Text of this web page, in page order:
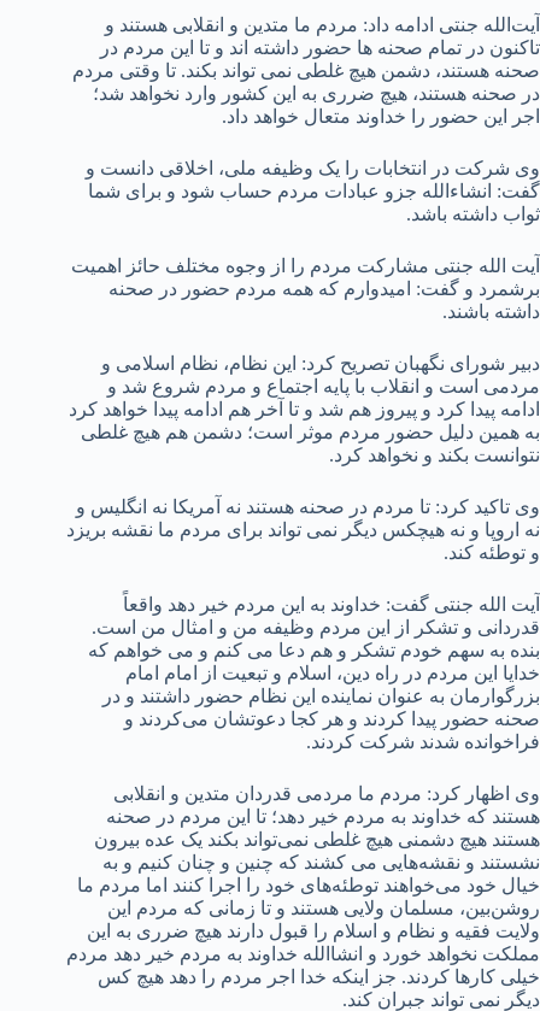
آیت‌الله جنتی ادامه داد: مردم ما متدین و انقلابی هستند و
تاکنون در تمام صحنه ها حضور داشته اند و تا این مردم در
صحنه هستند، دشمن هیچ غلطی نمی تواند بکند. تا وقتی مردم
در صحنه هستند، هیچ ضرری به این کشور وارد نخواهد شد؛
اجر این حضور را خداوند متعال خواهد داد.
وی شرکت در انتخابات را یک وظیفه ملی، اخلاقی دانست و
گفت: انشاءالله جزو عبادات مردم حساب شود و برای شما
ثواب داشته باشد.
آیت الله جنتی مشارکت مردم را از وجوه مختلف حائز اهمیت
برشمرد و گفت: امیدوارم که همه مردم حضور در صحنه
داشته باشند.
دبیر شورای نگهبان تصریح کرد: این نظام، نظام اسلامی و
مردمی است و انقلاب با پایه اجتماع و مردم شروع شد و
ادامه پیدا کرد و پیروز هم شد و تا آخر هم ادامه پیدا خواهد کرد
به همین دلیل حضور مردم موثر است؛ دشمن هم هیچ غلطی
نتوانست بکند و نخواهد کرد.
وی تاکید کرد: تا مردم در صحنه هستند نه آمریکا نه انگلیس و
نه اروپا و نه هیچکس دیگر نمی تواند برای مردم ما نقشه بریزد
و توطئه کند.
آیت الله جنتی گفت: خداوند به این مردم خیر دهد واقعاً
قدردانی و تشکر از این مردم وظیفه من و امثال من است.
بنده به سهم خودم تشکر و هم دعا می کنم و می خواهم که
خدایا این مردم در راه دین، اسلام و تبعیت از امام امام
بزرگوارمان به عنوان نماینده این نظام حضور داشتند و در
صحنه حضور پیدا کردند و هر کجا دعوتشان می‌کردند و
فراخوانده شدند شرکت کردند.
وی اظهار کرد: مردم ما مردمی قدردان متدین و انقلابی
هستند که خداوند به مردم خیر دهد؛ تا این مردم در صحنه
هستند هیچ دشمنی هیچ غلطی نمی‌تواند بکند یک عده بیرون
نشستند و نقشه‌هایی می کشند که چنین و چنان کنیم و به
خیال خود می‌خواهند توطئه‌های خود را اجرا کنند اما مردم ما
روشن‌بین، مسلمان ولایی هستند و تا زمانی که مردم این
ولایت فقیه و نظام و اسلام را قبول دارند هیچ ضرری به این
مملکت نخواهد خورد و انشاالله خداوند به مردم خیر دهد مردم
خیلی کارها کردند. جز اینکه خدا اجر مردم را دهد هیچ کس
دیگر نمی تواند جبران کند.